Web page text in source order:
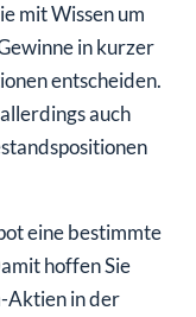
mit Wissen um
in kurzer
entscheiden.
auch
eine bestimmte
hoffen Sie
Aktien in der